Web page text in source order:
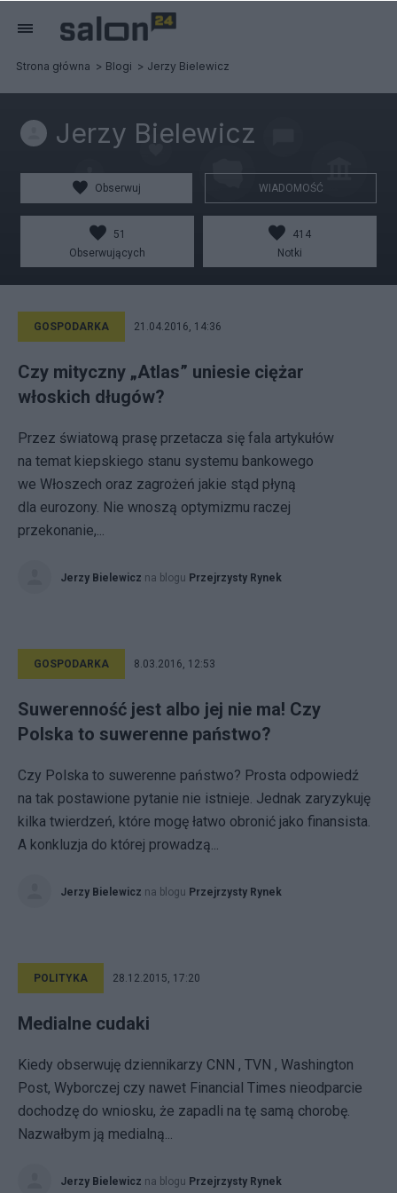
Strona główna Blogi Jerzy Bielewicz
Jerzy Bielewicz
Obserwuj WIADOMOŚĆ
51
Obserwujących
414
Notki
GOSPODARKA 21.04.2016, 14:36
Czy mityczny „Atlas” uniesie ciężar
włoskich długów?
Przez światową prasę przetacza się fala artykułów
na temat kiepskiego stanu systemu bankowego
we Włoszech oraz zagrożeń jakie stąd płyną
dla eurozony. Nie wnoszą optymizmu raczej
przekonanie,...
Jerzy Bielewicz na blogu Przejrzysty Rynek
GOSPODARKA 8.03.2016, 12:53
Suwerenność jest albo jej nie ma! Czy
Polska to suwerenne państwo?
Czy Polska to suwerenne państwo? Prosta odpowiedź
na tak postawione pytanie nie istnieje. Jednak zaryzykuję
kilka twierdzeń, które mogę łatwo obronić jako finansista.
A konkluzja do której prowadzą...
Jerzy Bielewicz na blogu Przejrzysty Rynek
POLITYKA 28.12.2015, 17:20
Medialne cudaki
Kiedy obserwuję dziennikarzy CNN , TVN , Washington
Post, Wyborczej czy nawet Financial Times nieodparcie
dochodzę do wniosku, że zapadli na tę samą chorobę.
Nazwałbym ją medialną...
Jerzy Bielewicz na blogu Przejrzysty Rynek